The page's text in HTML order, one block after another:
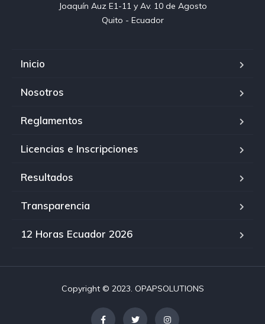
Joaquín Auz E1-11 y Av. 10 de Agosto
Quito - Ecuador
Inicio
Nosotros
Reglamentos
Licencias e Inscripciones
Resultados
Transparencia
12 Horas Ecuador 2026
Copyright © 2023. OPAPSOLUTIONS